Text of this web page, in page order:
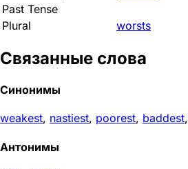
Past Tense
Plural
worsts
Связанные слова
Синонимы
weakest, nastiest, poorest, baddest,
Антонимы